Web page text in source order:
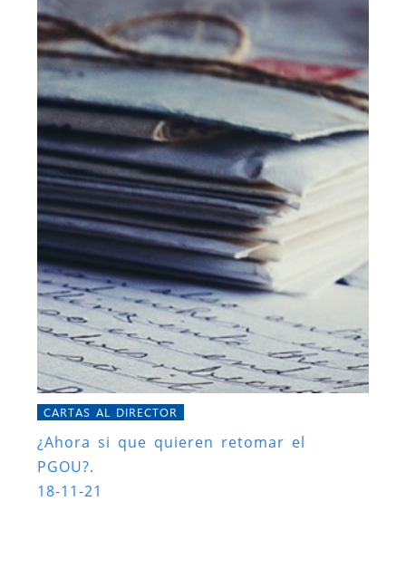
CARTAS AL DIRECTOR
¿Ahora si que quieren retomar el
PGOU?.
18-11-21